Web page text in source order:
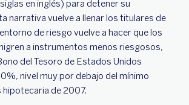
en inglés) para detener su
narrativa vuelve a llenar los titulares de
de riesgo vuelve a hacer que los
a instrumentos menos riesgosos,
del Tesoro de Estados Unidos
nivel muy por debajo del mínimo
hipotecaria de 2007.